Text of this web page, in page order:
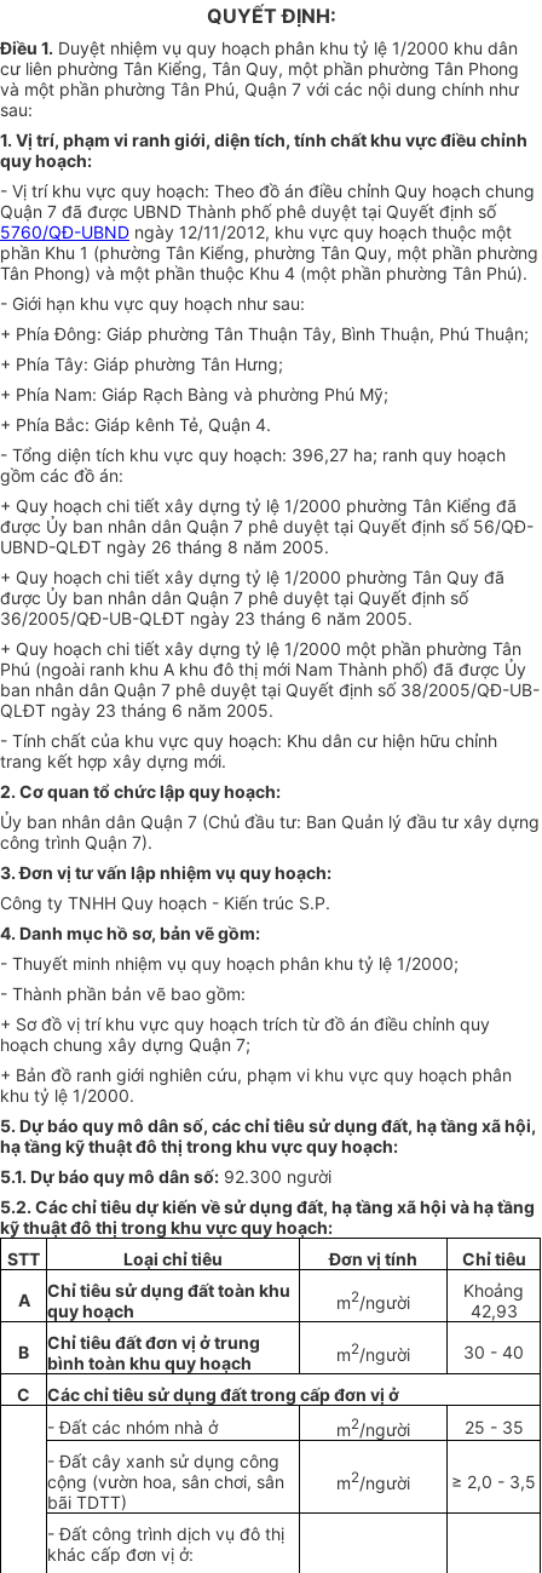
QUYẾT ĐỊNH:
Điều 1. Duyệt nhiệm vụ quy hoạch phân khu tỷ lệ 1/2000 khu dân
cư liên phường Tân Kiểng, Tân Quy, một phần phường Tân Phong
và một phần phường Tân Phú, Quận 7 với các nội dung chính như
sau:
1. Vị trí, phạm vi ranh giới, diện tích, tính chất khu vực điều chỉnh
quy hoạch:
- Vị trí khu vực quy hoạch: Theo đồ án điều chỉnh Quy hoạch chung
Quận 7 đã được UBND Thành phố phê duyệt tại Quyết định số
5760/QĐ-UBND ngày 12/11/2012, khu vực quy hoạch thuộc một
phần Khu 1 (phường Tân Kiểng, phường Tân Quy, một phần phường
Tân Phong) và một phần thuộc Khu 4 (một phần phường Tân Phú).
- Giới hạn khu vực quy hoạch như sau:
+ Phía Đông: Giáp phường Tân Thuận Tây, Bình Thuận, Phú Thuận;
+ Phía Tây: Giáp phường Tân Hưng;
+ Phía Nam: Giáp Rạch Bàng và phường Phú Mỹ;
+ Phía Bắc: Giáp kênh Tẻ, Quận 4.
- Tổng diện tích khu vực quy hoạch: 396,27 ha; ranh quy hoạch
gồm các đồ án:
+ Quy hoạch chi tiết xây dựng tỷ lệ 1/2000 phường Tân Kiểng đã
được Ủy ban nhân dân Quận 7 phê duyệt tại Quyết định số 56/QĐ-
UBND-QLĐT ngày 26 tháng 8 năm 2005.
+ Quy hoạch chi tiết xây dựng tỷ lệ 1/2000 phường Tân Quy đã
được Ủy ban nhân dân Quận 7 phê duyệt tại Quyết định số
36/2005/QĐ-UB-QLĐT ngày 23 tháng 6 năm 2005.
+ Quy hoạch chi tiết xây dựng tỷ lệ 1/2000 một phần phường Tân
Phú (ngoài ranh khu A khu đô thị mới Nam Thành phố) đã được Ủy
ban nhân dân Quận 7 phê duyệt tại Quyết định số 38/2005/QĐ-UB-
QLĐT ngày 23 tháng 6 năm 2005.
- Tính chất của khu vực quy hoạch: Khu dân cư hiện hữu chỉnh
trang kết hợp xây dựng mới.
2. Cơ quan tổ chức lập quy hoạch:
Ủy ban nhân dân Quận 7 (Chủ đầu tư: Ban Quản lý đầu tư xây dựng
công trình Quận 7).
3. Đơn vị tư vấn lập nhiệm vụ quy hoạch:
Công ty TNHH Quy hoạch - Kiến trúc S.P.
4. Danh mục hồ sơ, bản vẽ gồm:
- Thuyết minh nhiệm vụ quy hoạch phân khu tỷ lệ 1/2000;
- Thành phần bản vẽ bao gồm:
+ Sơ đồ vị trí khu vực quy hoạch trích từ đồ án điều chỉnh quy
hoạch chung xây dựng Quận 7;
+ Bản đồ ranh giới nghiên cứu, phạm vi khu vực quy hoạch phân
khu tỷ lệ 1/2000.
5. Dự báo quy mô dân số, các chỉ tiêu sử dụng đất, hạ tầng xã hội,
hạ tầng kỹ thuật đô thị trong khu vực quy hoạch:
5.1. Dự báo quy mô dân số: 92.300 người
5.2. Các chỉ tiêu dự kiến về sử dụng đất, hạ tầng xã hội và hạ tầng
kỹ thuật đô thị trong khu vực quy hoạch:
STT
Loại chỉ tiêu Đơn vị tính
Chỉ tiêu
A
Chỉ tiêu sử dụng đất toàn khu
quy hoạch
m2/người
Khoảng
42,93
B
Chỉ tiêu đất đơn vị ở trung
bình toàn khu quy hoạch m2/người 30 - 40
C
Các chỉ tiêu sử dụng đất trong cấp đơn vị ở
- Đất các nhóm nhà ở
m2/người
25 - 35
- Đất cây xanh sử dụng công
cộng (vườn hoa, sân chơi, sân
bãi TDTT)
m2/người ≥ 2,0 - 3,5
- Đất công trình dịch vụ đô thị
khác cấp đơn vị ở: